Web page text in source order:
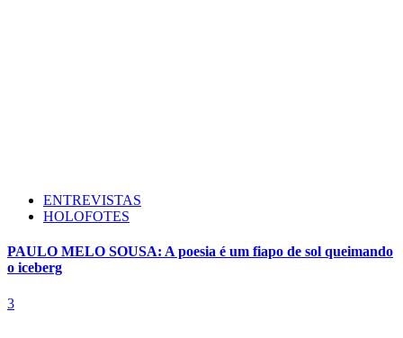
ENTREVISTAS
HOLOFOTES
PAULO MELO SOUSA: A poesia é um fiapo de sol queimando
o iceberg
3